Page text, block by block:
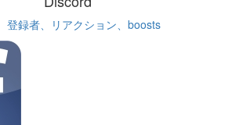
登録者、リアクション、boosts